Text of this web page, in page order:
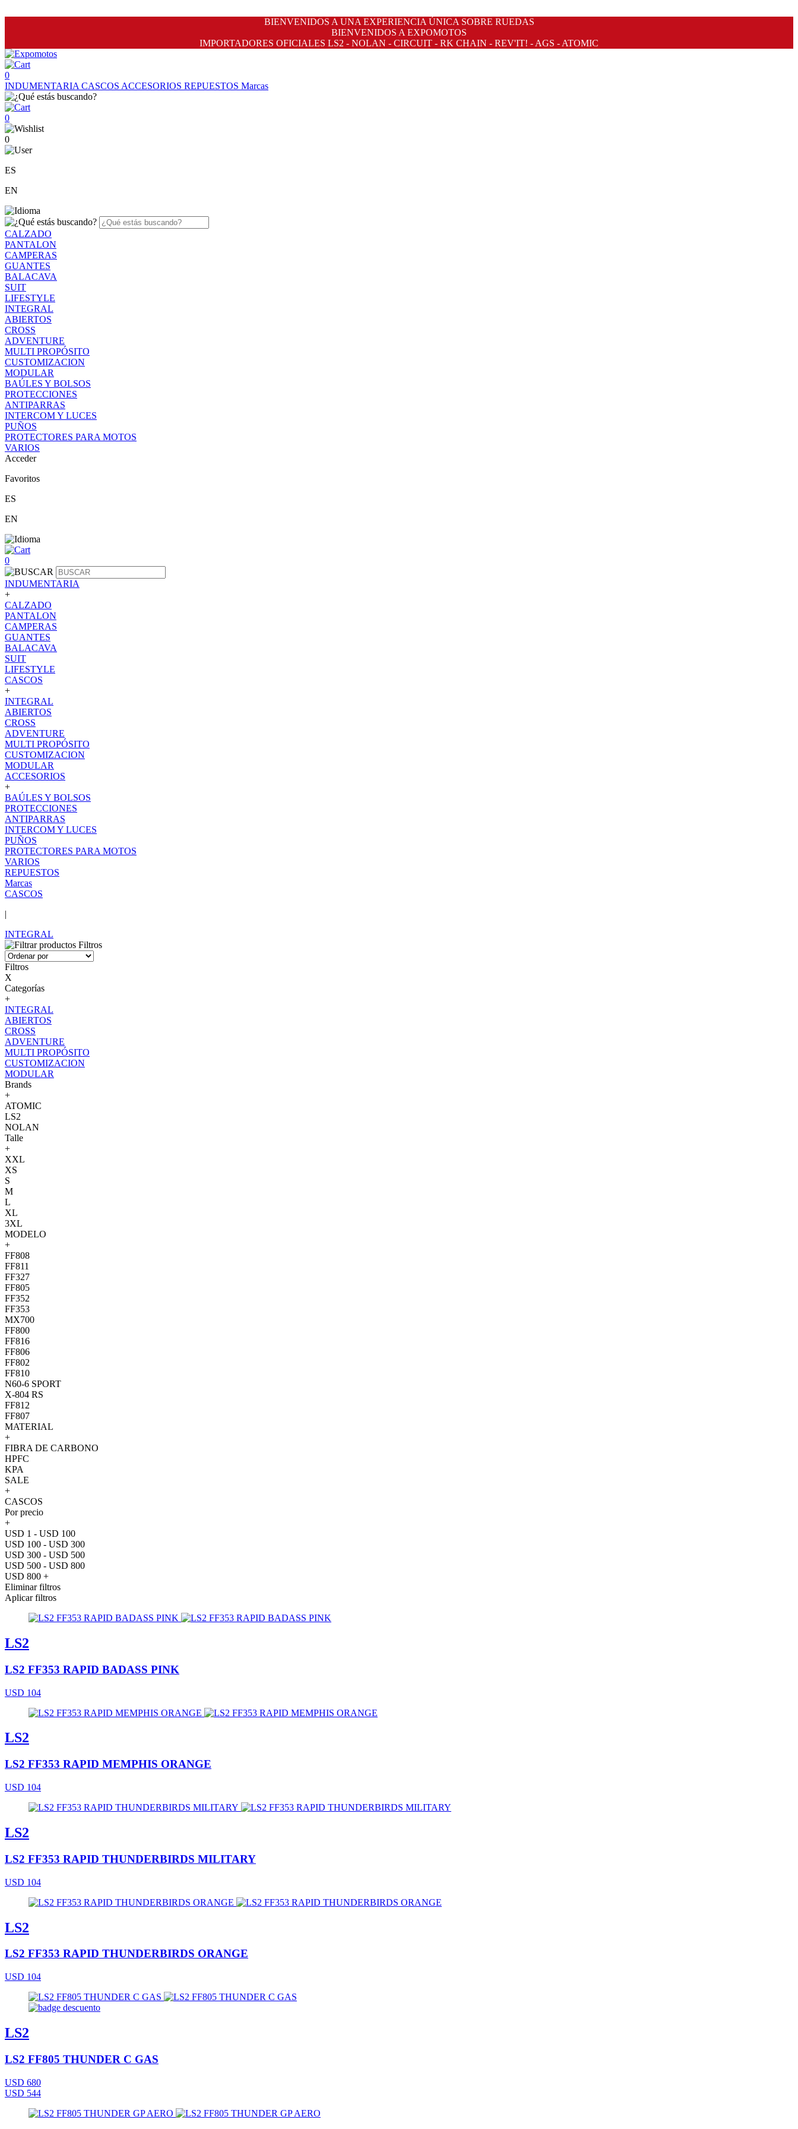
BIENVENIDOS A UNA EXPERIENCIA ÚNICA SOBRE RUEDAS
BIENVENIDOS A EXPOMOTOS
IMPORTADORES OFICIALES LS2 - NOLAN - CIRCUIT - RK CHAIN - REV'IT! - AGS - ATOMIC
0
INDUMENTARIA CASCOS ACCESORIOS REPUESTOS Marcas
0
0
ES
EN
CALZADO
PANTALON
CAMPERAS
GUANTES
BALACAVA
SUIT
LIFESTYLE
INTEGRAL
ABIERTOS
CROSS
ADVENTURE
MULTI PROPÓSITO
CUSTOMIZACION
MODULAR
BAÚLES Y BOLSOS
PROTECCIONES
ANTIPARRAS
INTERCOM Y LUCES
PUÑOS
PROTECTORES PARA MOTOS
VARIOS
Acceder
Favoritos
ES
EN
0
INDUMENTARIA
+
CALZADO
PANTALON
CAMPERAS
GUANTES
BALACAVA
SUIT
LIFESTYLE
CASCOS
+
INTEGRAL
ABIERTOS
CROSS
ADVENTURE
MULTI PROPÓSITO
CUSTOMIZACION
MODULAR
ACCESORIOS
+
BAÚLES Y BOLSOS
PROTECCIONES
ANTIPARRAS
INTERCOM Y LUCES
PUÑOS
PROTECTORES PARA MOTOS
VARIOS
REPUESTOS
Marcas
CASCOS
|
INTEGRAL
Filtros
Filtros
X
Categorías
+
INTEGRAL
ABIERTOS
CROSS
ADVENTURE
MULTI PROPÓSITO
CUSTOMIZACION
MODULAR
Brands
+
ATOMIC
LS2
NOLAN
Talle
+
XXL
XS
S
M
L
XL
3XL
MODELO
+
FF808
FF811
FF327
FF805
FF352
FF353
MX700
FF800
FF816
FF806
FF802
FF810
N60-6 SPORT
X-804 RS
FF812
FF807
MATERIAL
+
FIBRA DE CARBONO
HPFC
KPA
SALE
+
CASCOS
Por precio
+
USD 1 - USD 100
USD 100 - USD 300
USD 300 - USD 500
USD 500 - USD 800
USD 800 +
Eliminar filtros
Aplicar filtros
LS2
LS2 FF353 RAPID BADASS PINK
USD 104
LS2
LS2 FF353 RAPID MEMPHIS ORANGE
USD 104
LS2
LS2 FF353 RAPID THUNDERBIRDS MILITARY
USD 104
LS2
LS2 FF353 RAPID THUNDERBIRDS ORANGE
USD 104
LS2
LS2 FF805 THUNDER C GAS
USD 680
USD 544